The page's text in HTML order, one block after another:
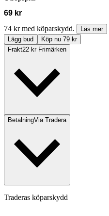
69 kr
74 kr med köparskydd.
Läs mer
Lägg bud
Köp nu 79 kr
Frakt22 kr Frimärken
BetalningVia Tradera
Traderas köparskydd